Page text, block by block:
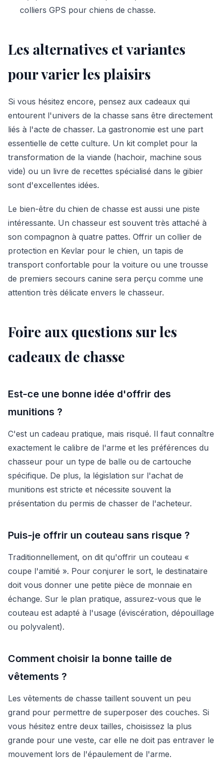
colliers GPS pour chiens de chasse.
Les alternatives et variantes
pour varier les plaisirs
Si vous hésitez encore, pensez aux cadeaux qui
entourent l'univers de la chasse sans être directement
liés à l'acte de chasser. La gastronomie est une part
essentielle de cette culture. Un kit complet pour la
transformation de la viande (hachoir, machine sous
vide) ou un livre de recettes spécialisé dans le gibier
sont d'excellentes idées.
Le bien-être du chien de chasse est aussi une piste
intéressante. Un chasseur est souvent très attaché à
son compagnon à quatre pattes. Offrir un collier de
protection en Kevlar pour le chien, un tapis de
transport confortable pour la voiture ou une trousse
de premiers secours canine sera perçu comme une
attention très délicate envers le chasseur.
Foire aux questions sur les
cadeaux de chasse
Est-ce une bonne idée d'offrir des
munitions ?
C'est un cadeau pratique, mais risqué. Il faut connaître
exactement le calibre de l'arme et les préférences du
chasseur pour un type de balle ou de cartouche
spécifique. De plus, la législation sur l'achat de
munitions est stricte et nécessite souvent la
présentation du permis de chasser de l'acheteur.
Puis-je offrir un couteau sans risque ?
Traditionnellement, on dit qu'offrir un couteau «
coupe l'amitié ». Pour conjurer le sort, le destinataire
doit vous donner une petite pièce de monnaie en
échange. Sur le plan pratique, assurez-vous que le
couteau est adapté à l'usage (éviscération, dépouillage
ou polyvalent).
Comment choisir la bonne taille de
vêtements ?
Les vêtements de chasse taillent souvent un peu
grand pour permettre de superposer des couches. Si
vous hésitez entre deux tailles, choisissez la plus
grande pour une veste, car elle ne doit pas entraver le
mouvement lors de l'épaulement de l'arme.